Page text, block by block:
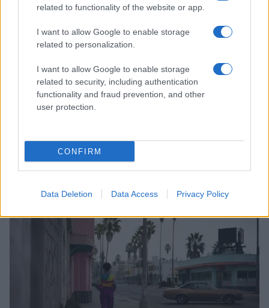
related to functionality of the website or app.
I want to allow Google to enable storage
related to personalization.
I want to allow Google to enable storage
related to security, including authentication
functionality and fraud prevention, and other
user protection.
CONFIRM
Data Deletion Data Access Privacy Policy
Guida al personal branding elegante: identità, tono e
narrativa visiva autentica